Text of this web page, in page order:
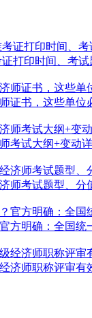
打印时间、考
证书，这些单位
考试大纲+变动
师考试题型、分
方明确：全国统
济师职称评审有